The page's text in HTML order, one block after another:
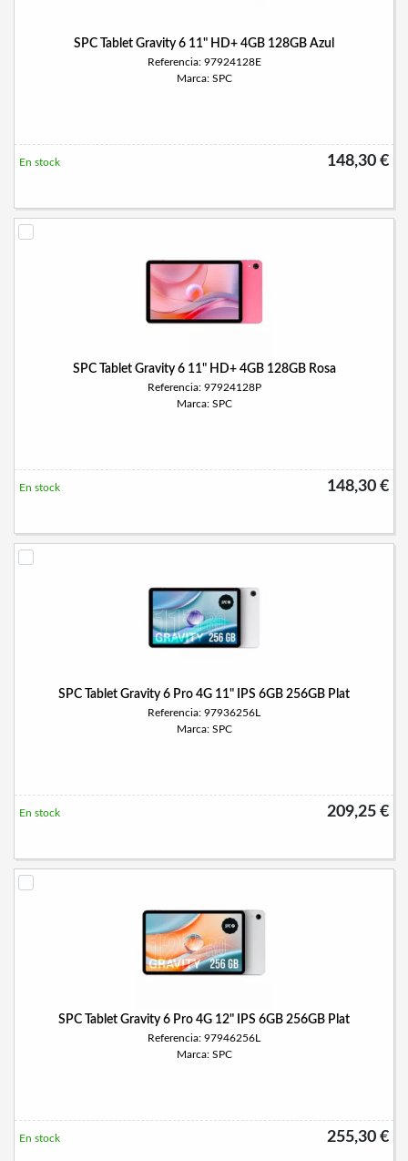
SPC Tablet Gravity 6 11" HD+ 4GB 128GB Azul
Referencia: 97924128E
Marca: SPC
148,30 €
En stock
SPC Tablet Gravity 6 11" HD+ 4GB 128GB Rosa
Referencia: 97924128P
Marca: SPC
148,30 €
En stock
SPC Tablet Gravity 6 Pro 4G 11" IPS 6GB 256GB Plat
Referencia: 97936256L
Marca: SPC
209,25 €
En stock
SPC Tablet Gravity 6 Pro 4G 12" IPS 6GB 256GB Plat
Referencia: 97946256L
Marca: SPC
255,30 €
En stock